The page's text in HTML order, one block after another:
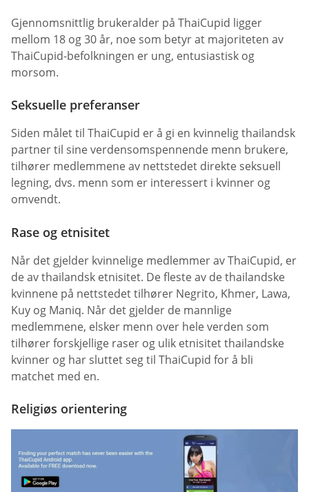
Gjennomsnittlig brukeralder på ThaiCupid ligger
mellom 18 og 30 år, noe som betyr at majoriteten av
ThaiCupid-befolkningen er ung, entusiastisk og
morsom.
Seksuelle preferanser
Siden målet til ThaiCupid er å gi en kvinnelig thailandsk
partner til sine verdensomspennende menn brukere,
tilhører medlemmene av nettstedet direkte seksuell
legning, dvs. menn som er interessert i kvinner og
omvendt.
Rase og etnisitet
Når det gjelder kvinnelige medlemmer av ThaiCupid, er
de av thailandsk etnisitet. De fleste av de thailandske
kvinnene på nettstedet tilhører Negrito, Khmer, Lawa,
Kuy og Maniq. Når det gjelder de mannlige
medlemmene, elsker menn over hele verden som
tilhører forskjellige raser og ulik etnisitet thailandske
kvinner og har sluttet seg til ThaiCupid for å bli
matchet med en.
Religiøs orientering